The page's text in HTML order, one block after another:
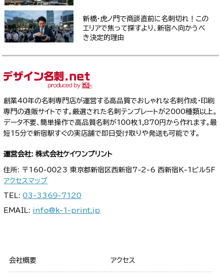
新橋・虎ノ門で商談直前に名刺切れ！この
エリアで焦って探すより、新宿へ向かうべ
き決定的理由
創業40年の名刺専門店が運営する高品質でおしゃれな名刺作成・印刷
専門の通販サイトです。厳選された名刺テンプレートが2000種類以上。
データ不要、簡単操作で高品質名刺が100枚1,870円から作れます。最
短15分で新宿駅すぐの実店舗で即日受け取りや発送も可能です。
運営会社: 株式会社ケイワンプリント
住所: 〒160-0023 東京都新宿区西新宿7-2-6 西新宿K-1ビル5F
アクセスマップ
TEL:03-3369-7120
EMAIL: info@k-1-print.jp
会社概要 アクセス